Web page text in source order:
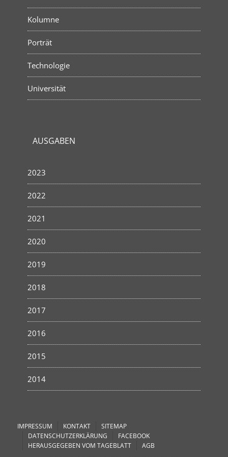
Kolumne
Porträt
Technologie
Universität
AUSGABEN
2023
2022
2021
2020
2019
2018
2017
2016
2015
2014
IMPRESSUM KONTAKT
SITEMAP
DATENSCHUTZERKLÄRUNG
FACEBOOK
HERAUSGEGEBEN VOM TAGEBLATT
AGB